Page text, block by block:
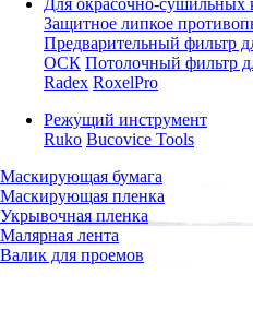
Для окрасочно-сушильных
Защитное липкое
Предварительный фильтр
ОСК Потолочный фильтр
Radex RoxelPro
Режущий инструмент
Ruko Bucovice Tools
Маскирующая бумага
Маскирующая пленка
Укрывочная пленка
Малярная лента
Валик для проемов